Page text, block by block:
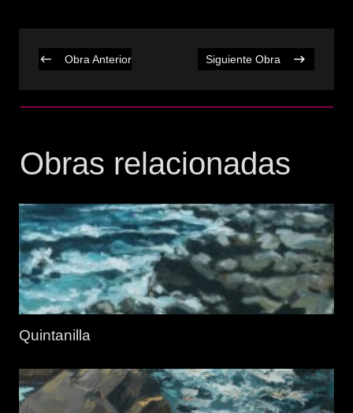
Obra Anterior Siguiente Obra
Obras relacionadas
Quintanilla